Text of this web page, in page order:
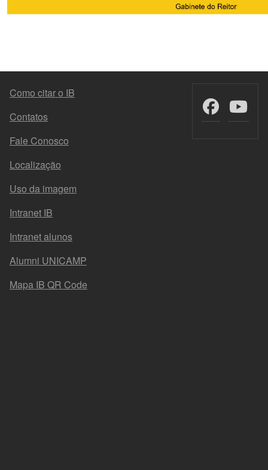
FOOTER MENU
Como citar o IB
Contatos
Fale Conosco
Localização
Uso da imagem
Intranet IB
Intranet alunos
Alumni UNICAMP
Mapa IB QR Code